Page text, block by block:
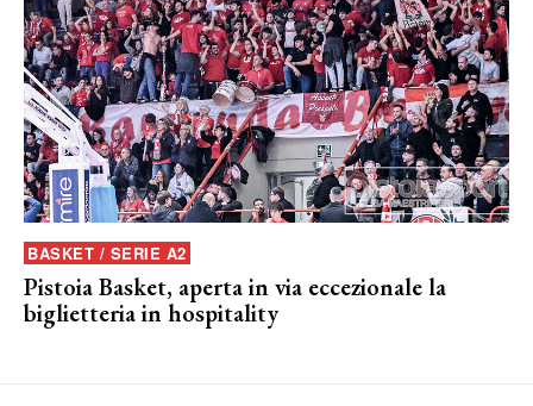
BASKET / SERIE A2
Pistoia Basket, aperta in via eccezionale la
biglietteria in hospitality